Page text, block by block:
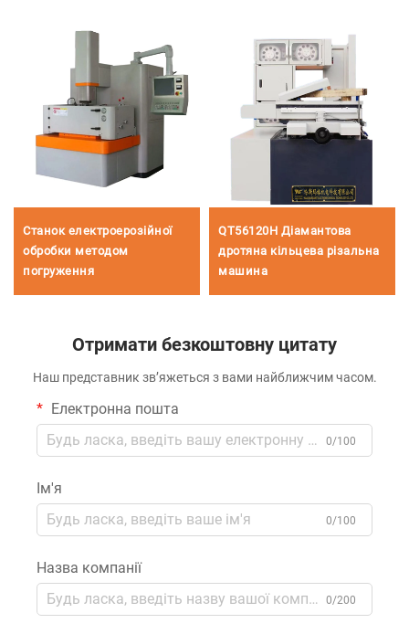
Станок електроерозійної
обробки методом
погруження
QT56120H Діамантова
дротяна кільцева різальна
машина
Отримати безкоштовну цитату
Наш представник зв’яжеться з вами найближчим часом.
Електронна пошта
0/100
Ім'я
0/100
Назва компанії
0/200